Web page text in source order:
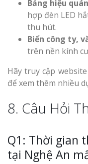
Bảng hiệu
hợp đèn LED
thu hút.
Biển công ty,
trên nền kính
Hãy truy cập website
để xem thêm nhiều
8. Câu Hỏi
Q1: Thời gian
tại Nghệ An